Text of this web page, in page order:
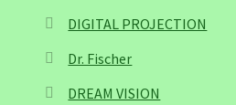
DIGITAL PROJECTION
Dr. Fischer
DREAM VISION